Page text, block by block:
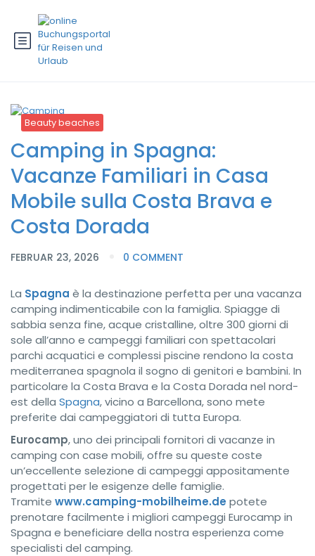
Beauty beaches
Camping in Spagna:
Vacanze Familiari in Casa
Mobile sulla Costa Brava e
Costa Dorada
FEBRUAR 23, 2026 0 COMMENT
La Spagna è la destinazione perfetta per una vacanza
camping indimenticabile con la famiglia. Spiagge di
sabbia senza fine, acque cristalline, oltre 300 giorni di
sole all’anno e campeggi familiari con spettacolari
parchi acquatici e complessi piscine rendono la costa
mediterranea spagnola il sogno di genitori e bambini. In
particolare la Costa Brava e la Costa Dorada nel nord-
est della Spagna, vicino a Barcellona, sono mete
preferite dai campeggiatori di tutta Europa.
Eurocamp, uno dei principali fornitori di vacanze in
camping con case mobili, offre su queste coste
un’eccellente selezione di campeggi appositamente
progettati per le esigenze delle famiglie.
Tramite www.camping-mobilheime.de potete
prenotare facilmente i migliori campeggi Eurocamp in
Spagna e beneficiare della nostra esperienza come
specialisti del camping.